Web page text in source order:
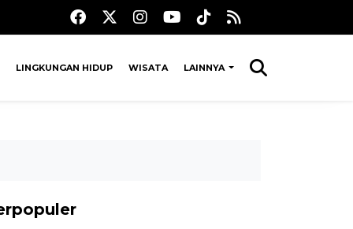
LINGKUNGAN HIDUP WISATA LAINNYA